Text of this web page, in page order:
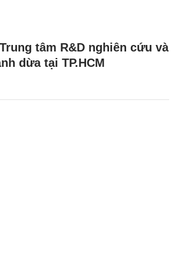
tâm R&D nghiên cứu và
dừa tại TP.HCM